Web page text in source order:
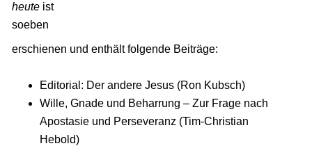
heuteist
soeben
erschienen und enthält folgende Beiträge:
Editorial: Der andere Jesus (Ron Kubsch)
Wille, Gnade und Beharrung – Zur Frage nach
Apostasie und Perseveranz (Tim-Christian
Hebold)